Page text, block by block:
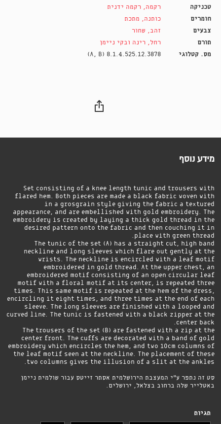
טכניקה
רקמה, רקמה ידנית
חומרים
כותנה, מתכת
צבעים
זהב, שחור
תורם
רחל, רינה ובקי ניימן
מס. קטלוגי
8.1.4.525.12.3878 (A, B)
מידע נוסף
Set consisting of a knee length tunic and trousers with
flared hem. Both pieces are made a black fabric woven with
in a grosgrain style giving the fabric a textured
appearance, and are embellished with gold embroidery. The
embroidery is created by laying a thick gold thread in the
desired pattern onto the fabric and then couching it in
place with green thread.
The tunic of the set (A) has a straight cut, high band
neckline and long sleeves which flare out gently at the
wrists. The neckline is encircled with a leaf motif
embroidered in gold thread. At the upper chest, an
embroidered motif consisting of an open circular leaf
motif with a floral motif at its center, is repeated three
times. This same motif is repeated at the hem of the dress,
encircling it eight times, and three times at the end of each
sleeve. The long sleeves are finished with a looped and
curved line. The tunic is fastened with a black zipper at the
center back.
The trousers of the set (B) are fastened with a zip at the
center front. The cuffs are decorated with a band of gold
embroidery which encircles the hem, and two 10cm columns of
the leaf motif seen at the neckline. The placement of these
two columns gives the illusion of a slit at the ankles.
סט זה נתפר ע"י המעצבת הירושלמית אסתר זייטס עבור שולמית ניימן
באטלייר שלה ברחוב בצלאל, ירושלים.
תגיות